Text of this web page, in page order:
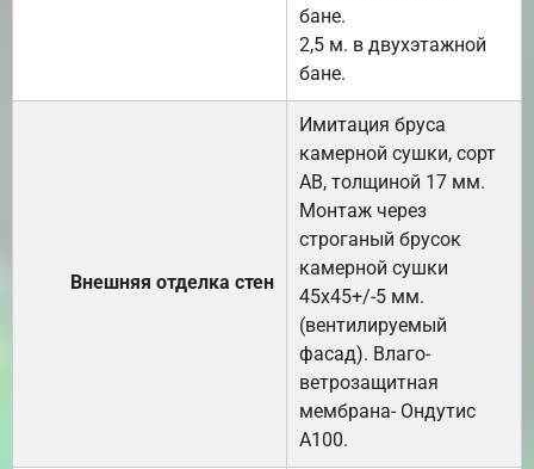
бане.
2,5 м. в двухэтажной
бане.
Внешняя отделка стен
Имитация бруса
камерной сушки, сорт
АВ, толщиной 17 мм.
Монтаж через
строганый брусок
камерной сушки
45х45+/-5 мм.
(вентилируемый
фасад). Влаго-
ветрозащитная
мембрана- Ондутис
А100.